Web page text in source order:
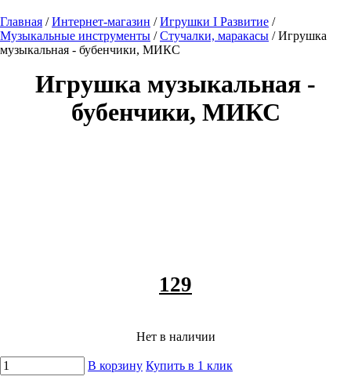
Главная /Интернет-магазин /Игрушки I Развитие /
Музыкальные инструменты /Стучалки, маракасы /Игрушка
музыкальная - бубенчики, МИКС
Игрушка музыкальная -
бубенчики, МИКС
129
Нет в наличии
В корзину Купить в 1 клик